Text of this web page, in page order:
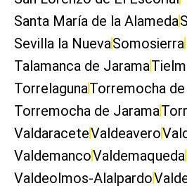
Santa María de la Alameda
Sevilla la NuevaSomosierra
Talamanca de Jarama
TorrelagunaTorremocha
Torremocha de Jarama
ValdaraceteValdeavero
ValdemancoValdemaqueda
Valdeolmos-Alalpardo